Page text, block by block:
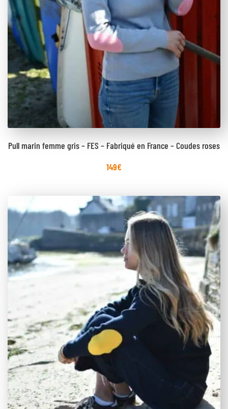
Pull marin femme gris – FES – Fabriqué en France – Coudes roses
149€